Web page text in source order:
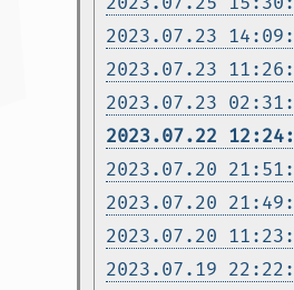
2023.07.23
2023.07.23
2023.07.23
2023.07.22
2023.07.20
2023.07.20
2023.07.20
2023.07.19